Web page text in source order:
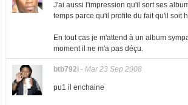
J'ai aussi l'impression qu'il sort ses
temps parce qu'il profite du fait qu'il soit
En tout cas je m'attend à un album
moment il ne m'a pas déçu.
btb792i- Mar 23 Sep 2008
pu1 il enchaine